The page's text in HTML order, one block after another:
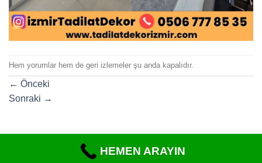
Hem yorumlar hem de geri izlemeler şu anda kapalıdır.
← Önceki
Sonraki →
Copyright 2026 ©https://www.tadilatdekorizmir.com/
HEMEN ARAYIN